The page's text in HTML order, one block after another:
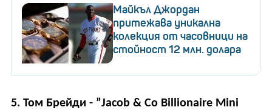
Майкъл Джордан
притежава уникална
колекция от часовници на
стойност 12 млн. долара
5. Том Брейди - ”Jacob & Co Billionaire Mini